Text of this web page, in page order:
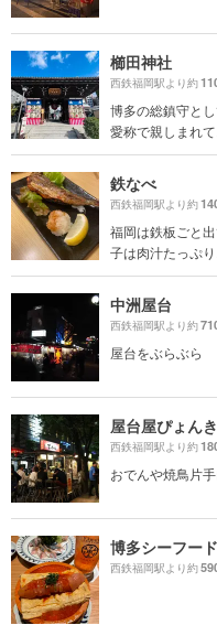
櫛田神社
西鉄福岡駅より約
博多の総鎮守と
愛称で親しまれて
鉄なべ
西鉄福岡駅より約
福岡は鉄板ごと
子は肉汁たっぷり
中洲屋台
西鉄福岡駅より約
屋台をぶらぶら
屋台屋ぴょん
西鉄福岡駅より約
おでんや焼鳥片手
博多シーフー
西鉄福岡駅より約